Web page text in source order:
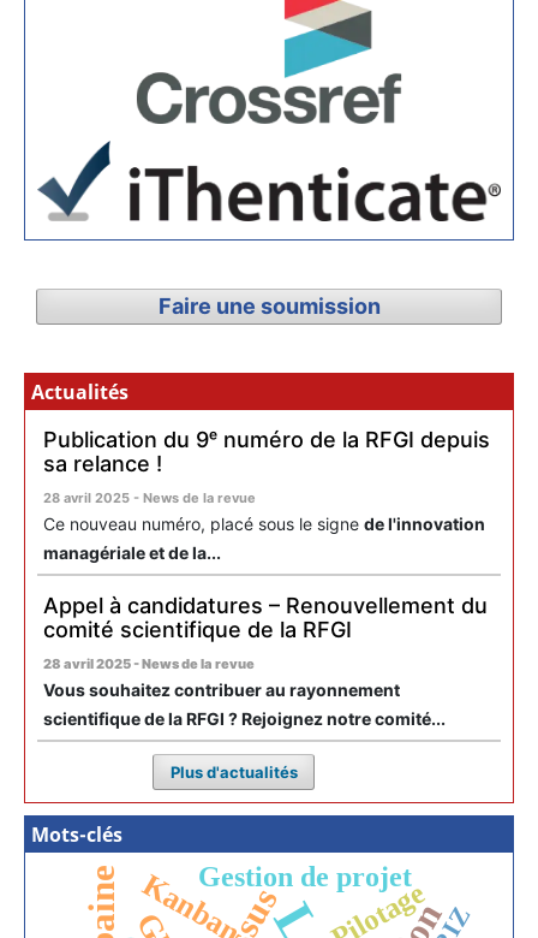
Faire une soumission
Actualités
Publication du 9ᵉ numéro de la RFGI depuis
sa relance !
28 avril 2025 - News de la revue
Ce nouveau numéro, placé sous le signe de l'innovation
managériale et de la...
Appel à candidatures – Renouvellement du
comité scientifique de la RFGI
28 avril 2025 - News de la revue
Vous souhaitez contribuer au rayonnement
scientifique de la RFGI ? Rejoignez notre comité...
Plus d'actualités
Mots-clés
KanbanGestion de projet
Pilotage